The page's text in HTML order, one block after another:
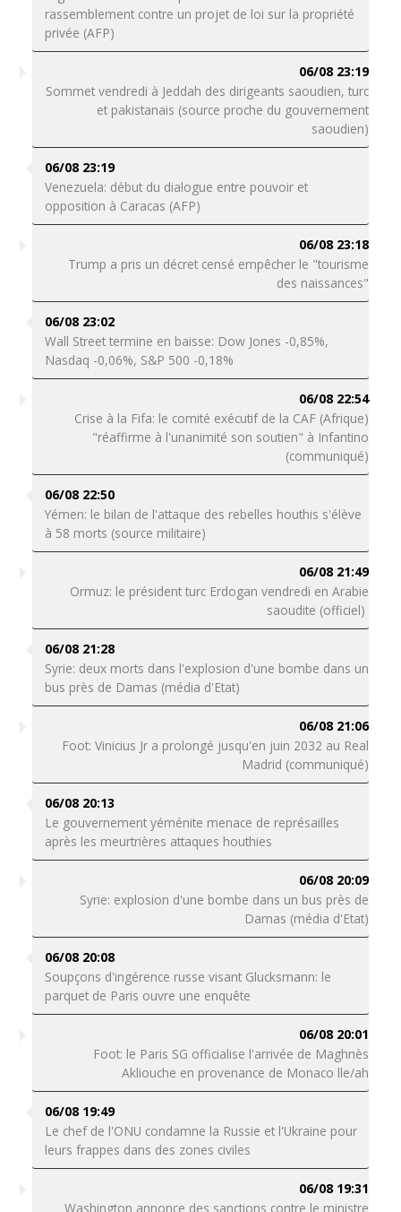
rassemblement contre un projet de loi sur la propriété
privée (AFP)
06/08 23:19
Sommet vendredi à Jeddah des dirigeants saoudien, turc
et pakistanais (source proche du gouvernement
saoudien)
06/08 23:19
Venezuela: début du dialogue entre pouvoir et
opposition à Caracas (AFP)
06/08 23:18
Trump a pris un décret censé empêcher le "tourisme
des naissances"
06/08 23:02
Wall Street termine en baisse: Dow Jones -0,85%,
Nasdaq -0,06%, S&P 500 -0,18%
06/08 22:54
Crise à la Fifa: le comité exécutif de la CAF (Afrique)
"réaffirme à l'unanimité son soutien" à Infantino
(communiqué)
06/08 22:50
Yémen: le bilan de l'attaque des rebelles houthis s'élève
à 58 morts (source militaire)
06/08 21:49
Ormuz: le président turc Erdogan vendredi en Arabie
saoudite (officiel)
06/08 21:28
Syrie: deux morts dans l'explosion d'une bombe dans un
bus près de Damas (média d'Etat)
06/08 21:06
Foot: Vinicius Jr a prolongé jusqu'en juin 2032 au Real
Madrid (communiqué)
06/08 20:13
Le gouvernement yéménite menace de représailles
après les meurtrières attaques houthies
06/08 20:09
Syrie: explosion d'une bombe dans un bus près de
Damas (média d'Etat)
06/08 20:08
Soupçons d'ingérence russe visant Glucksmann: le
parquet de Paris ouvre une enquête
06/08 20:01
Foot: le Paris SG officialise l'arrivée de Maghnès
Akliouche en provenance de Monaco lle/ah
06/08 19:49
Le chef de l'ONU condamne la Russie et l'Ukraine pour
leurs frappes dans des zones civiles
06/08 19:31
Washington annonce des sanctions contre le ministre